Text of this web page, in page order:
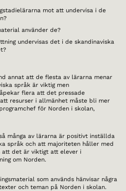
mot att undervisa i de
använder de?
undervisas det i de skandinaviska
annat att de flesta av lärarna menar
språk är viktig men
flera att det pressade
resurser i allmänhet måste bli mer
för Norden i skolan,
många av lärarna är positivt inställda
språk och att majoriteten håller med
att det är viktigt att elever i
om Norden.
som används hänvisar några
och teman på Norden i skolan.